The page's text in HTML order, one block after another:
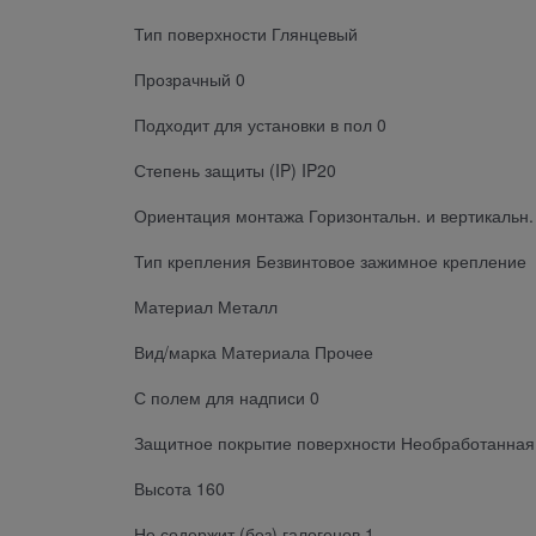
Тип поверхности Глянцевый
Прозрачный 0
Подходит для установки в пол 0
Степень защиты (IP) IP20
Ориентация монтажа Горизонтальн. и вертикальн.
Тип крепления Безвинтовое зажимное крепление
Материал Металл
Вид/марка Материала Прочее
С полем для надписи 0
Защитное покрытие поверхности
Высота 160